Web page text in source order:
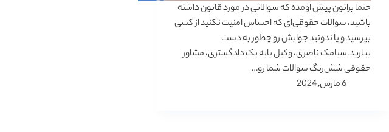
حتما براتون پیش اومده که سوالاتی در مورد قانون داشته
باشید، سوالات حقوقی‌ای که احساس امنیت نکنید از کسی
بپرسید و یا ندونید جوابش رو چطور به دست
بیارید.سیامک ناصری، وکیل پایه یک دادگستری، مشاور
حقوقی شش‌رنگ سوالات شما رو…
6 مارس, 2024